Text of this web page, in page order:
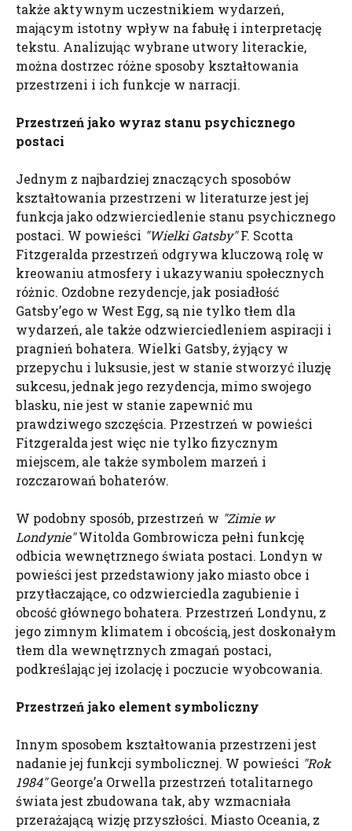
także aktywnym uczestnikiem wydarzeń,
mającym istotny wpływ na fabułę i interpretację
tekstu. Analizując wybrane utwory literackie,
można dostrzec różne sposoby kształtowania
przestrzeni i ich funkcje w narracji.
Przestrzeń jako wyraz stanu psychicznego
postaci
Jednym z najbardziej znaczących sposobów
kształtowania przestrzeni w literaturze jest jej
funkcja jako odzwierciedlenie stanu psychicznego
postaci. W powieści "WielkiGatsby"F. Scotta
Fitzgeralda przestrzeń odgrywa kluczową rolę w
kreowaniu atmosfery i ukazywaniu społecznych
różnic. Ozdobne rezydencje, jak posiadłość
Gatsby’ego w West Egg, są nie tylko tłem dla
wydarzeń, ale także odzwierciedleniem aspiracji i
pragnień bohatera. Wielki Gatsby, żyjący w
przepychu i luksusie, jest w stanie stworzyć iluzję
sukcesu, jednak jego rezydencja, mimo swojego
blasku, nie jest w stanie zapewnić mu
prawdziwego szczęścia. Przestrzeń w powieści
Fitzgeralda jest więc nie tylko fizycznym
miejscem, ale także symbolem marzeń i
rozczarowań bohaterów.
W podobny sposób, przestrzeń w "Zimie w
Londynie"Witolda Gombrowicza pełni funkcję
odbicia wewnętrznego świata postaci. Londyn w
powieści jest przedstawiony jako miasto obce i
przytłaczające, co odzwierciedla zagubienie i
obcość głównego bohatera. Przestrzeń Londynu, z
jego zimnym klimatem i obcością, jest doskonałym
tłem dla wewnętrznych zmagań postaci,
podkreślając jej izolację i poczucie wyobcowania.
Przestrzeń jako element symboliczny
Innym sposobem kształtowania przestrzeni jest
nadanie jej funkcji symbolicznej. W powieści "Rok
1984"George’a Orwella przestrzeń totalitarnego
świata jest zbudowana tak, aby wzmacniała
przerażającą wizję przyszłości. Miasto Oceania, z